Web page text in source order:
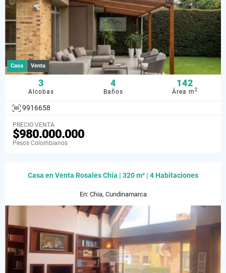
Casa Venta
3
Alcobas
4
Baños
142
Área m2
9916658
PRECIO VENTA
$980.000.000
Pesos Colombianos
Casa en Venta Rosales Chía | 320 m² | 4 Habitaciones
En: Chia, Cundinamarca